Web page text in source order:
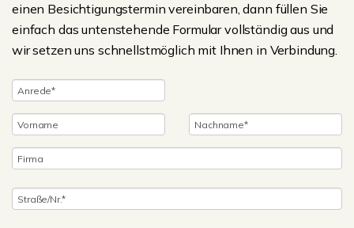
einen Besichtigungstermin vereinbaren, dann füllen Sie
einfach das untenstehende Formular vollständig aus und
wir setzen uns schnellstmöglich mit Ihnen in Verbindung.